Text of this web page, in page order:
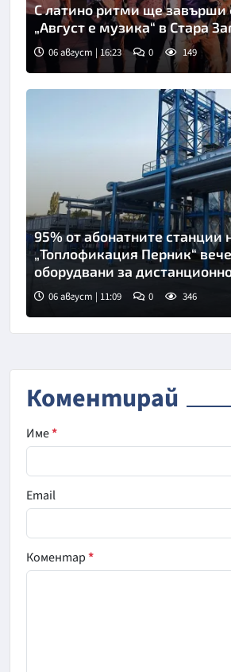
С латино ритми ще завърши
„Август е музика“ в Стара
06 август | 16:23 0 149
95% от абонатните станции
„Топлофикация Перник“
оборудвани за
06 август | 11:09 0 346
Коментирай
Име*
Email
Коментар*